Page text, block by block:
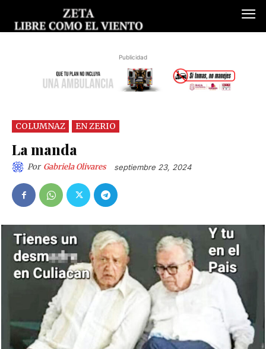
Publicidad
COLUMNAZ EN ZERIO
La manda
Por Gabriela Olivares septiembre 23, 2024